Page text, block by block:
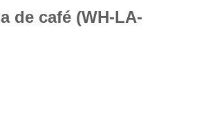
de café (WH-LA-